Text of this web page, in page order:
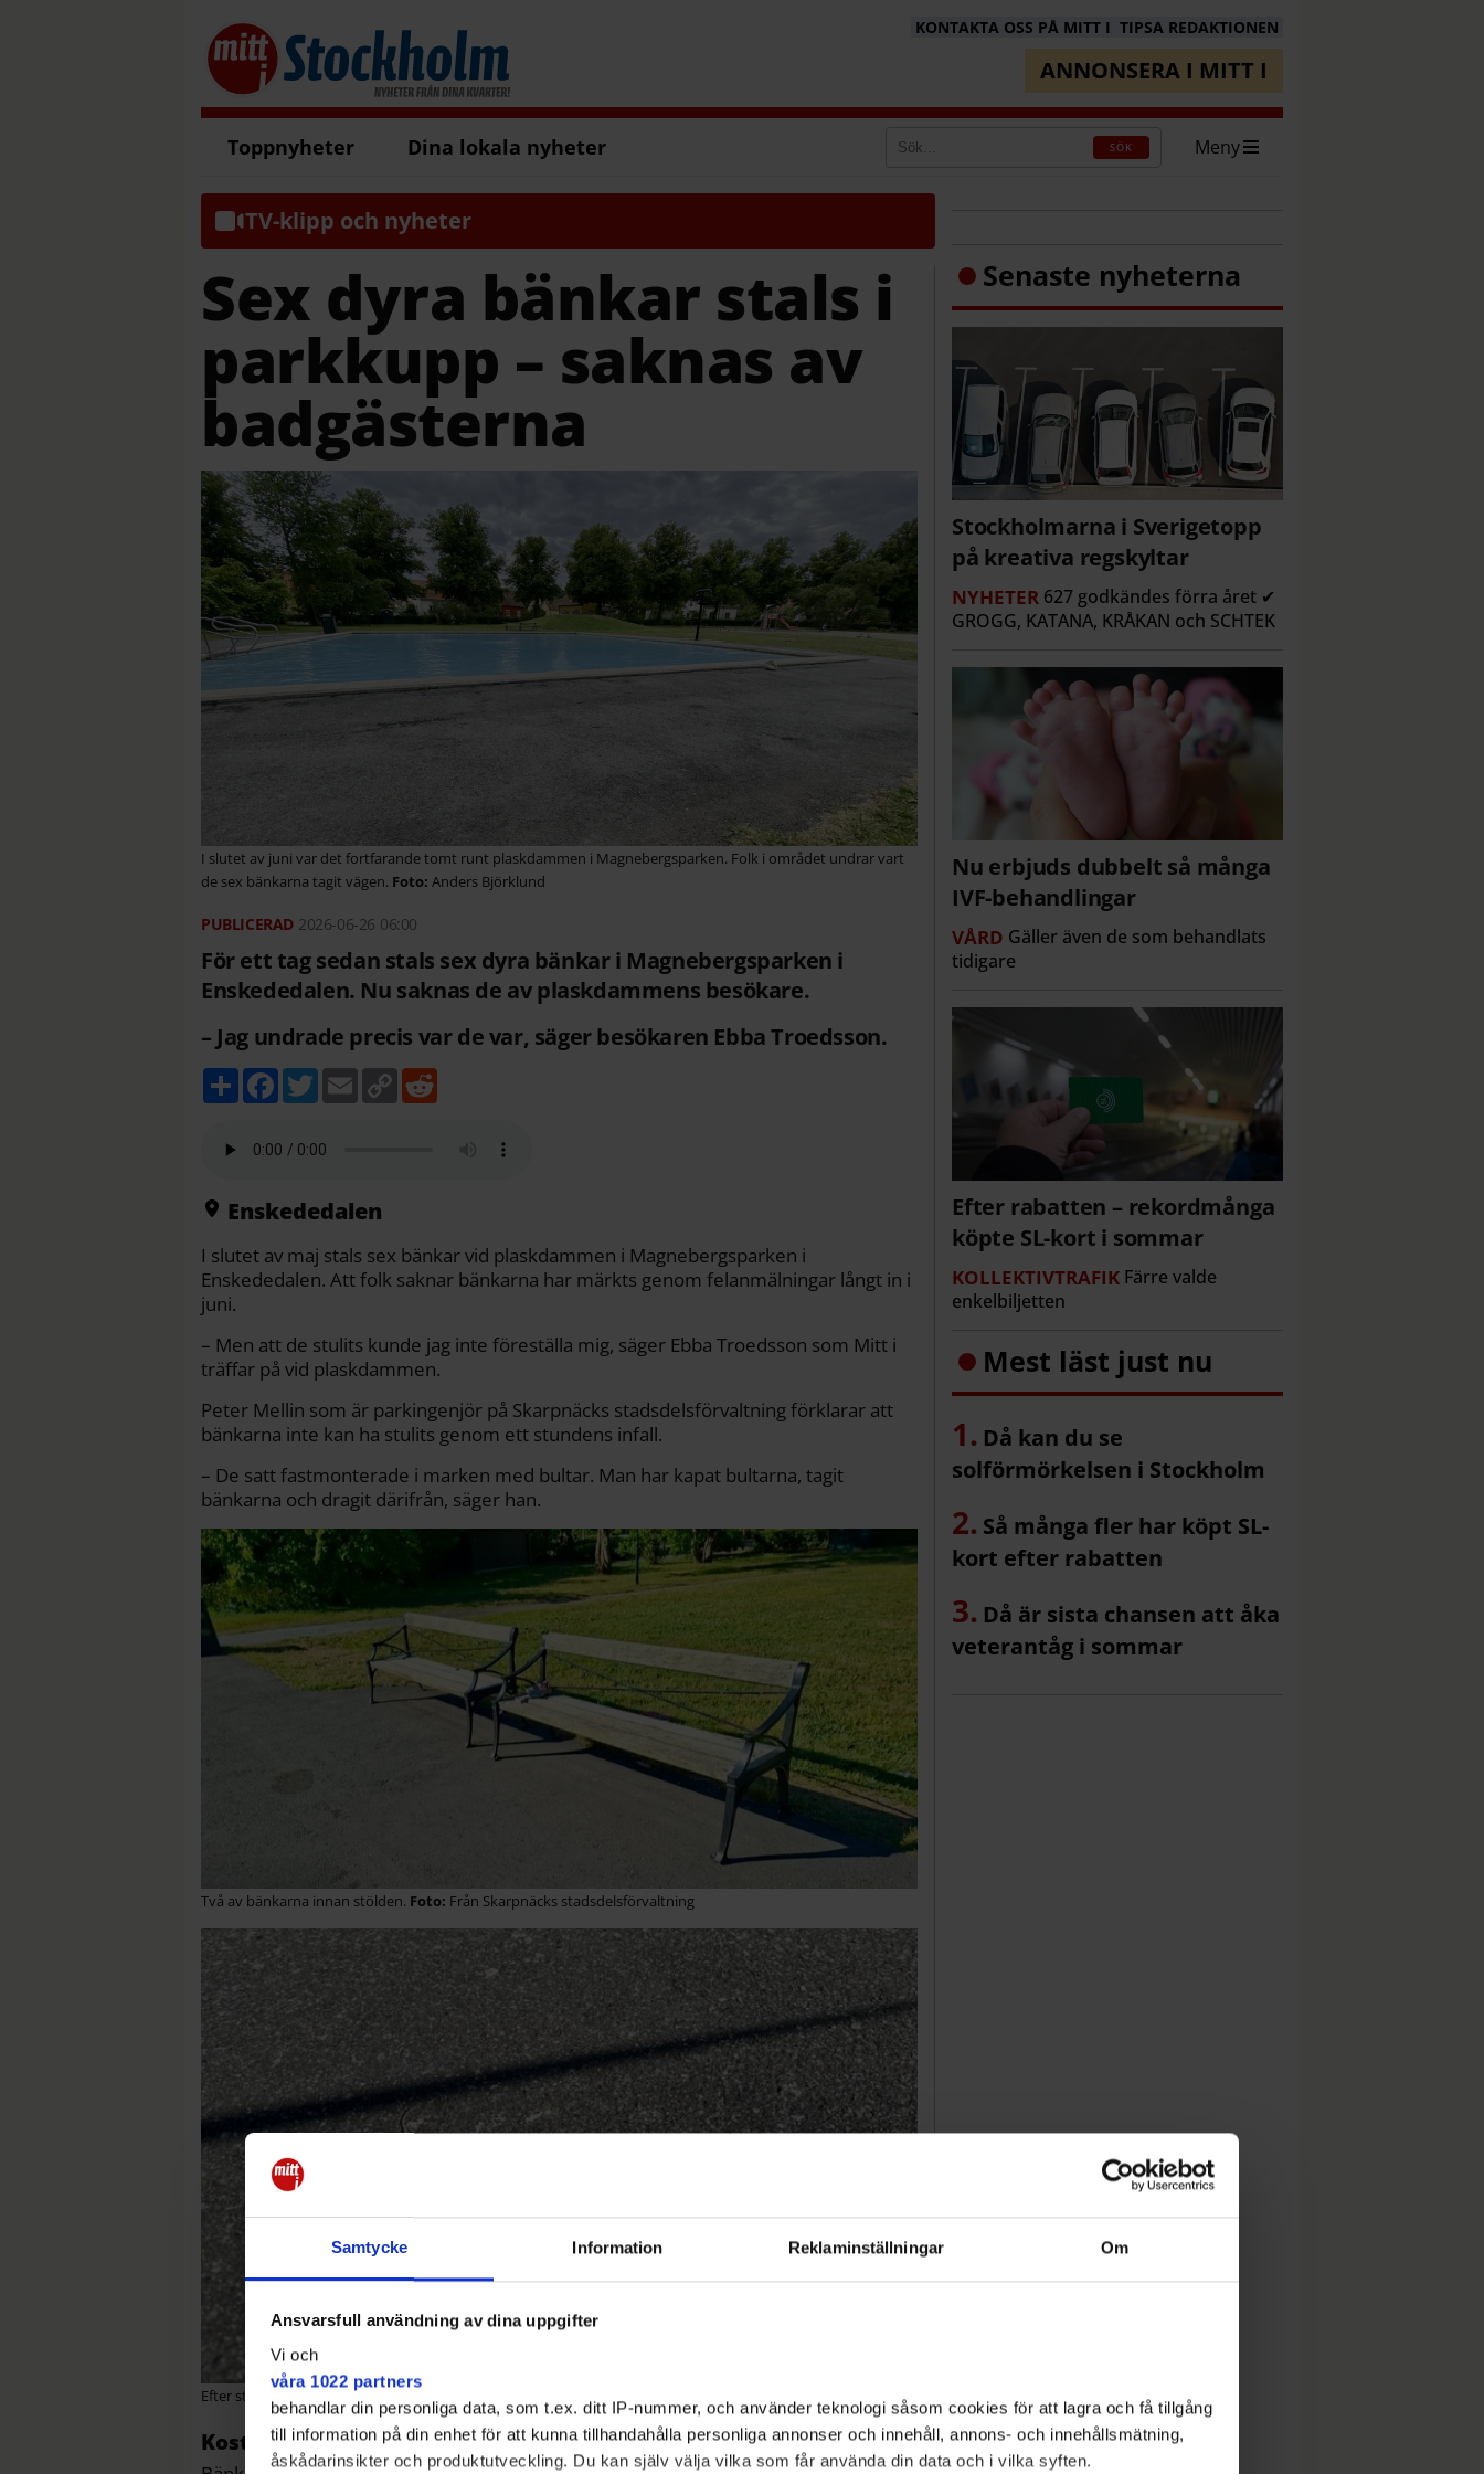
Samtycke Information Reklaminställningar Om
Ansvarsfull användning av dina uppgifter
Vi och
våra 1022 partners
behandlar din personliga data, som t.ex. ditt IP-nummer, och använder teknologi såsom cookies för att lagra och få tillgång
till information på din enhet för att kunna tillhandahålla personliga annonser och innehåll, annons- och innehållsmätning,
åskådarinsikter och produktutveckling. Du kan själv välja vilka som får använda din data och i vilka syften.
KONTAKTA OSS PÅ MITT I TIPSA REDAKTIONEN
ANNONSERA I MITT I
Toppnyheter Dina lokala nyheter SÖK Meny
TV-klipp och nyheter
Sex dyra bänkar stals i
parkkupp – saknas av
badgästerna
I slutet av juni var det fortfarande tomt runt plaskdammen i Magnebergsparken. Folk i området undrar vart
de sex bänkarna tagit vägen.
Anders Björklund
2026-06-26 06:00
För ett tag sedan stals sex dyra bänkar i Magnebergsparken i
Enskededalen. Nu saknas de av plaskdammens besökare.
– Jag undrade precis var de var, säger besökaren Ebba Troedsson.
D
e
F
b
T
w
t
E
m
C
o
Enskededalen
I slutet av maj stals sex bänkar vid plaskdammen i Magnebergsparken i
Enskededalen. Att folk saknar bänkarna har märkts genom felanmälningar långt in i
juni.
– Men att de stulits kunde jag inte föreställa mig, säger Ebba Troedsson som Mitt i
träffar på vid plaskdammen.
Peter Mellin som är parkingenjör på Skarpnäcks stadsdelsförvaltning förklarar att
bänkarna inte kan ha stulits genom ett stundens infall.
– De satt fastmonterade i marken med bultar. Man har kapat bultarna, tagit
bänkarna och dragit därifrån, säger han.
Två av bänkarna innan stölden. Från Skarpnäcks stadsdelsförvaltning
Efter stölden pekade bänkarnas fästen upp ur asfalten.
Kostar tusentals kronor
Senaste nyheterna
Stockholmarna i Sverigetopp
på kreativa regskyltar
NYHETER 627 godkändes förra året ✔
GROGG, KATANA, KRÅKAN och SCHTEK
Nu erbjuds dubbelt så många
IVF-behandlingar
VÅRD Gäller även de som behandlats
tidigare
Efter rabatten – rekordmånga
köpte SL-kort i sommar
KOLLEKTIVTRAFIK Färre valde
enkelbiljetten
Mest läst just nu
Då kan du se
solförmörkelsen i Stockholm
Så många fler har köpt SL-
kort efter rabatten
Då är sista chansen att åka
veterantåg i sommar